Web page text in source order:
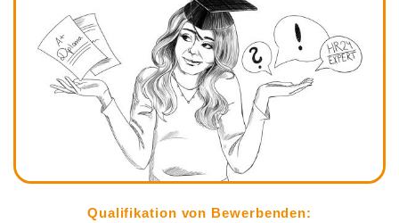
Qualifikation von Bewerbenden: